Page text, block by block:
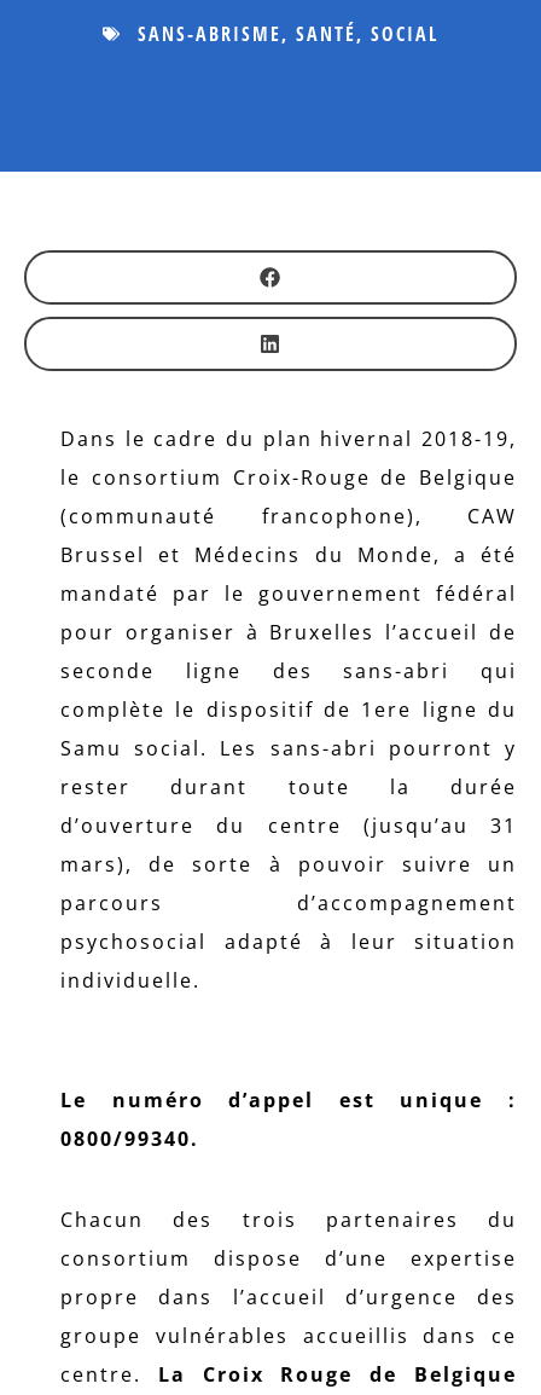
SANS-ABRISME, SANTÉ, SOCIAL
Dans le cadre du plan hivernal 2018-19,
le consortium Croix-Rouge de Belgique
(communauté francophone), CAW
Brussel et Médecins du Monde, a été
mandaté par le gouvernement fédéral
pour organiser à Bruxelles l’accueil de
seconde ligne des sans-abri qui
complète le dispositif de 1ere ligne du
Samu social. Les sans-abri pourront y
rester durant toute la durée
d’ouverture du centre (jusqu’au 31
mars), de sorte à pouvoir suivre un
parcours d’accompagnement
psychosocial adapté à leur situation
individuelle.
Le numéro d’appel est unique :
0800/99340.
Chacun des trois partenaires du
consortium dispose d’une expertise
propre dans l’accueil d’urgence des
groupe vulnérables accueillis dans ce
centre. La Croix Rouge de Belgique